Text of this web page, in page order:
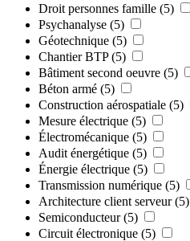
Droit personnes famille (5)
Psychanalyse (5)
Géotechnique (5)
Chantier BTP (5)
Bâtiment second oeuvre (5)
Béton armé (5)
Construction aérospatiale (5)
Mesure électrique (5)
Électromécanique (5)
Audit énergétique (5)
Énergie électrique (5)
Transmission numérique (5)
Architecture client serveur (5)
Semiconducteur (5)
Circuit électronique (5)